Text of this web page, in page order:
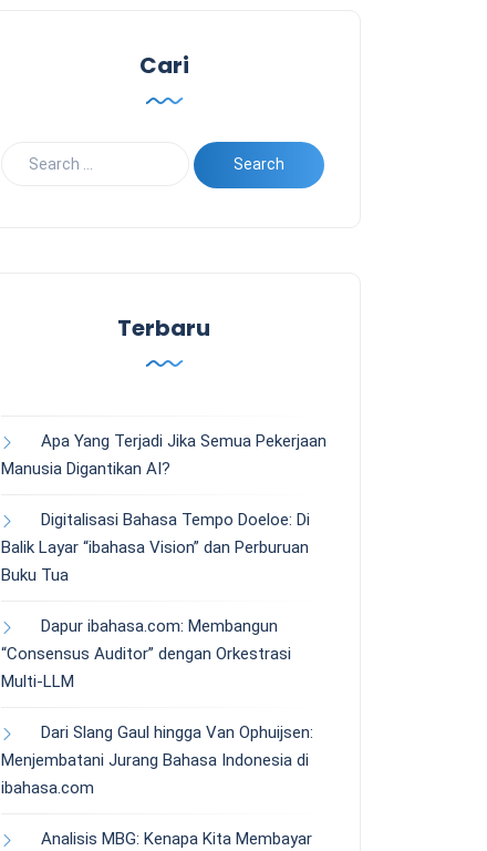
Cari
Terbaru
Apa Yang Terjadi Jika Semua Pekerjaan
Manusia Digantikan AI?
Digitalisasi Bahasa Tempo Doeloe: Di
Balik Layar “ibahasa Vision” dan Perburuan
Buku Tua
Dapur ibahasa.com: Membangun
“Consensus Auditor” dengan Orkestrasi
Multi-LLM
Dari Slang Gaul hingga Van Ophuijsen:
Menjembatani Jurang Bahasa Indonesia di
ibahasa.com
Analisis MBG: Kenapa Kita Membayar